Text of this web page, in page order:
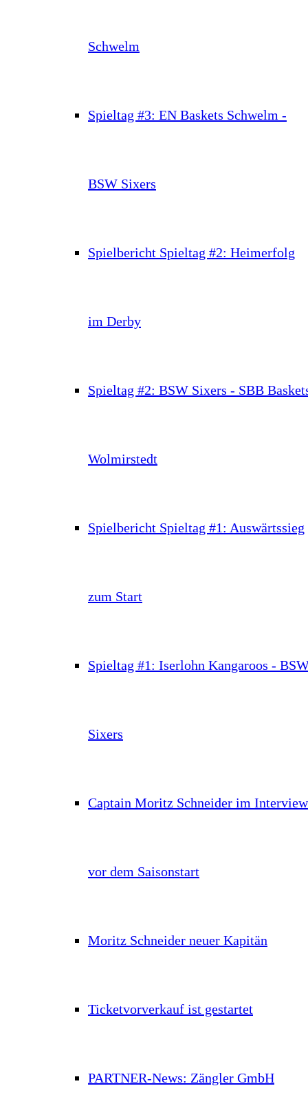
Schwelm
Spieltag #3: EN Baskets Schwelm -
BSW Sixers
Spielbericht Spieltag #2: Heimerfolg
im Derby
Spieltag #2: BSW Sixers - SBB
Wolmirstedt
Spielbericht Spieltag #1: Auswärtssieg
zum Start
Spieltag #1: Iserlohn Kangaroos -
Sixers
Captain Moritz Schneider im Interview
vor dem Saisonstart
Moritz Schneider neuer Kapitän
Ticketvorverkauf ist gestartet
PARTNER-News: Zängler GmbH